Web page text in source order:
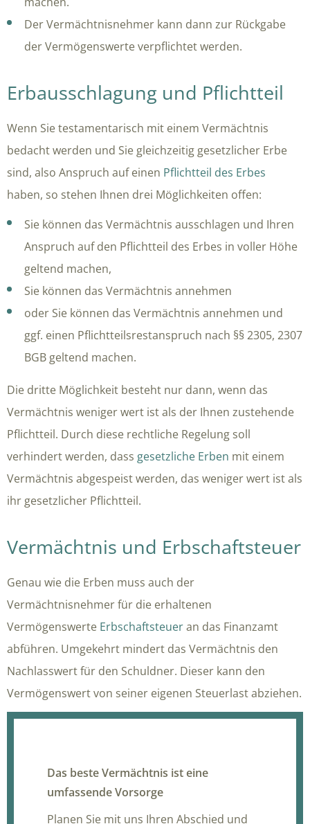
Der Vermächtnisnehmer kann dann zur Rückgabe
der Vermögenswerte verpflichtet werden.
Erbausschlagung und Pflichtteil
Wenn Sie testamentarisch mit einem Vermächtnis
bedacht werden und Sie gleichzeitig gesetzlicher Erbe
sind, also Anspruch auf einen Pflichtteil des Erbes
haben, so stehen Ihnen drei Möglichkeiten offen:
Sie können das Vermächtnis ausschlagen und Ihren
Anspruch auf den Pflichtteil des Erbes in voller Höhe
geltend machen,
Sie können das Vermächtnis annehmen
oder Sie können das Vermächtnis annehmen und
ggf. einen Pflichtteilsrestanspruch nach §§ 2305, 2307
BGBgeltend machen.
Die dritte Möglichkeit besteht nur dann, wenn das
Vermächtnis weniger wert ist als der Ihnen zustehende
Pflichtteil. Durch diese rechtliche Regelung soll
verhindert werden, dass gesetzliche Erben mit einem
Vermächtnis abgespeist werden, das weniger wert ist als
ihr gesetzlicher Pflichtteil.
Vermächtnis und Erbschaftsteuer
Genau wie die Erben muss auch der
Vermächtnisnehmer für die erhaltenen
Vermögenswerte Erbschaftsteueran das Finanzamt
abführen. Umgekehrt mindert das Vermächtnis den
Nachlasswert für den Schuldner. Dieser kann den
Vermögenswert von seiner eigenen Steuerlast abziehen.
Das beste Vermächtnis ist eine
umfassende Vorsorge
Planen Sie mit uns Ihren Abschied und